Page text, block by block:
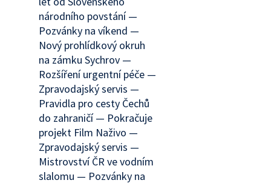
národního povstání —
Pozvánky na víkend —
Nový prohlídkový okruh
na zámku Sychrov —
Rozšíření urgentní péče —
Zpravodajský servis —
Pravidla pro cesty Čechů
do zahraničí — Pokračuje
projekt Film Naživo —
Zpravodajský servis —
Mistrovství ČR ve vodním
slalomu — Pozvánky na